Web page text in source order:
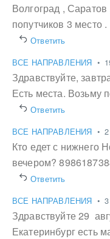
Волгоград ,
попутчиков 3 место .
Ответить
ВСЕ НАПРАВЛЕНИЯ •
Здравствуйте,
Есть места. Возьму
Ответить
ВСЕ НАПРАВЛЕНИЯ •
Кто едет с нижнего
вечером?
Ответить
ВСЕ НАПРАВЛЕНИЯ •
Здравствуйте 29
Екатеринбург есть